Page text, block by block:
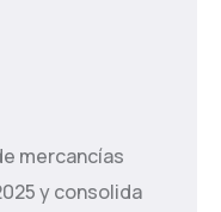
mercancías
y consolida